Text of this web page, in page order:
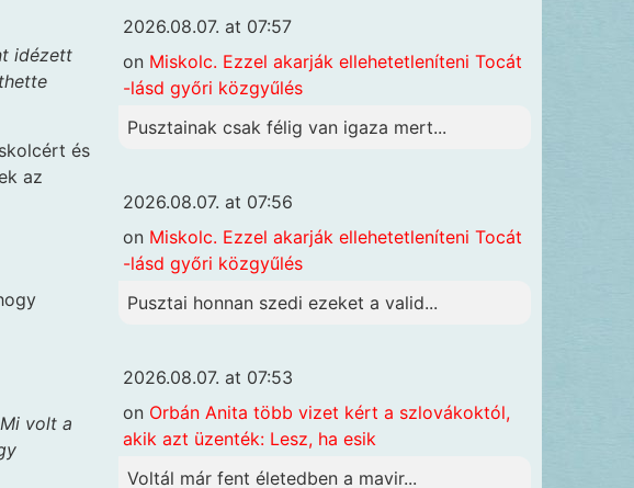
idézett
és
az
volt a
2026.08.07. at 07:57
on Miskolc. Ezzel akarják ellehetetleníteni Tocát
-lásd győri közgyűlés
Pusztainak csak félig van igaza mert...
2026.08.07. at 07:56
on Miskolc. Ezzel akarják ellehetetleníteni Tocát
-lásd győri közgyűlés
Pusztai honnan szedi ezeket a valid...
2026.08.07. at 07:53
on Orbán Anita több vizet kért a szlovákoktól,
akik azt üzenték: Lesz, ha esik
Voltál már fent életedben a mavir...